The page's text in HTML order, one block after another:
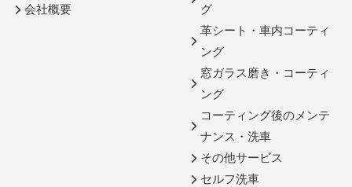
会社概要
グ
革シート・車内コーティ
ング
窓ガラス磨き・コーティ
ング
コーティング後のメンテ
ナンス・洗車
その他サービス
セルフ洗車